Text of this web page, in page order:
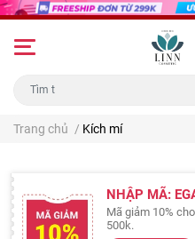
Trang chủ / Kích mí
NHẬP MÃ:
Mã giảm 10%
500k.